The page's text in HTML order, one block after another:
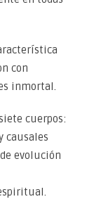
con
inmortal.
cuerpos:
causales
evolución